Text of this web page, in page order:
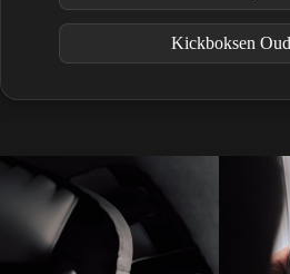
Kickboksen